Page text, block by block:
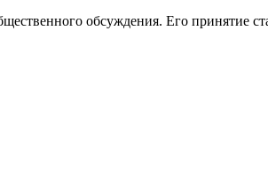
обсуждения. Его принятие